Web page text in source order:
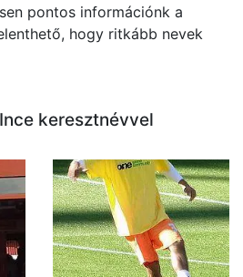
pontos információnk a
hogy ritkább nevek
keresztnévvel